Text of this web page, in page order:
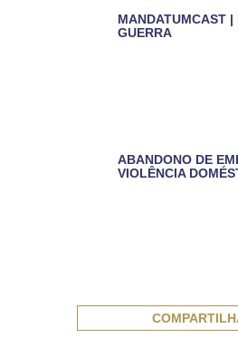
MANDATUMCAST |
GUERRA
ABANDONO DE
VIOLÊNCIA